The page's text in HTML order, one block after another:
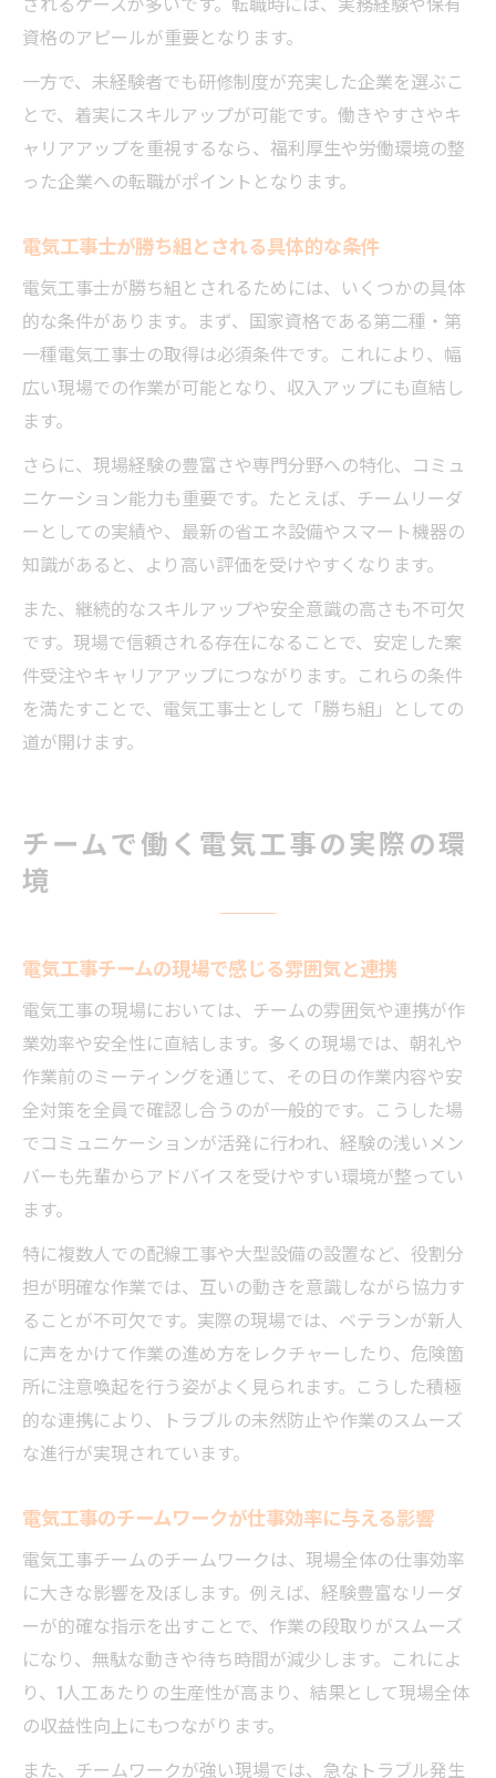
資格のアピールが重要となります。
一方で、未経験者でも研修制度が充実した企業を選ぶこ
とで、着実にスキルアップが可能です。働きやすさやキ
ャリアアップを重視するなら、福利厚生や労働環境の整
った企業への転職がポイントとなります。
電気工事士が勝ち組とされる具体的な条件
電気工事士が勝ち組とされるためには、いくつかの具体
的な条件があります。まず、国家資格である第二種・第
一種電気工事士の取得は必須条件です。これにより、幅
広い現場での作業が可能となり、収入アップにも直結し
ます。
さらに、現場経験の豊富さや専門分野への特化、コミュ
ニケーション能力も重要です。たとえば、チームリーダ
ーとしての実績や、最新の省エネ設備やスマート機器の
知識があると、より高い評価を受けやすくなります。
また、継続的なスキルアップや安全意識の高さも不可欠
です。現場で信頼される存在になることで、安定した案
件受注やキャリアアップにつながります。これらの条件
を満たすことで、電気工事士として「勝ち組」としての
道が開けます。
チームで働く電気工事の実際の環
境
電気工事チームの現場で感じる雰囲気と連携
電気工事の現場においては、チームの雰囲気や連携が作
業効率や安全性に直結します。多くの現場では、朝礼や
作業前のミーティングを通じて、その日の作業内容や安
全対策を全員で確認し合うのが一般的です。こうした場
でコミュニケーションが活発に行われ、経験の浅いメン
バーも先輩からアドバイスを受けやすい環境が整ってい
ます。
特に複数人での配線工事や大型設備の設置など、役割分
担が明確な作業では、互いの動きを意識しながら協力す
ることが不可欠です。実際の現場では、ベテランが新人
に声をかけて作業の進め方をレクチャーしたり、危険箇
所に注意喚起を行う姿がよく見られます。こうした積極
的な連携により、トラブルの未然防止や作業のスムーズ
な進行が実現されています。
電気工事のチームワークが仕事効率に与える影響
電気工事チームのチームワークは、現場全体の仕事効率
に大きな影響を及ぼします。例えば、経験豊富なリーダ
ーが的確な指示を出すことで、作業の段取りがスムーズ
になり、無駄な動きや待ち時間が減少します。これによ
り、1人工あたりの生産性が高まり、結果として現場全体
の収益性向上にもつながります。
また、チームワークが強い現場では、急なトラブル発生